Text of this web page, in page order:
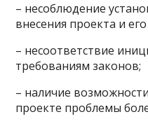
– несоблюдение
внесения проекта и
– несоответствие
требованиям законов;
– наличие
проекте проблемы